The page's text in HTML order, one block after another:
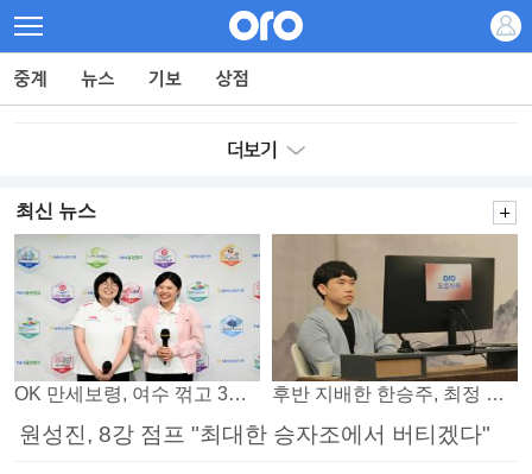
최신 뉴스
OK 만세보령, 여수 꺾고 3연패 탈출 후반 지배한 한승주, 최정 꺾고 8강 진출
원성진, 8강 점프 "최대한 승자조에서 버티겠다"